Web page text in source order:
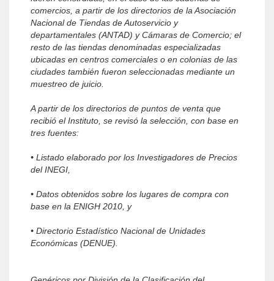
comercios, a partir de los directorios de la Asociación
Nacional de Tiendas de Autoservicio y
departamentales (ANTAD) y Cámaras de Comercio; el
resto de las tiendas denominadas especializadas
ubicadas en centros comerciales o en colonias de las
ciudades también fueron seleccionadas mediante un
muestreo de juicio.
A partir de los directorios de puntos de venta que
recibió el Instituto, se revisó la selección, con base en
tres fuentes:
• Listado elaborado por los Investigadores de Precios
del INEGI,
• Datos obtenidos sobre los lugares de compra con
base en la ENIGH 2010, y
• Directorio Estadístico Nacional de Unidades
Económicas (DENUE).